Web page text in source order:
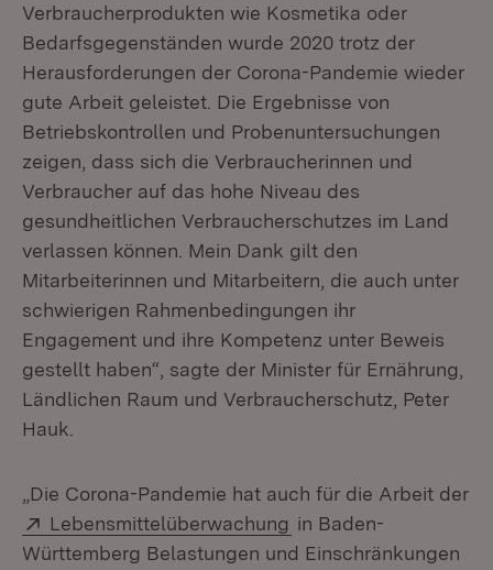
Verbraucherprodukten wie Kosmetika oder
Bedarfsgegenständen wurde 2020 trotz der
Herausforderungen der Corona-Pandemie wieder
gute Arbeit geleistet. Die Ergebnisse von
Betriebskontrollen und Probenuntersuchungen
zeigen, dass sich die Verbraucherinnen und
Verbraucher auf das hohe Niveau des
gesundheitlichen Verbraucherschutzes im Land
verlassen können. Mein Dank gilt den
Mitarbeiterinnen und Mitarbeitern, die auch unter
schwierigen Rahmenbedingungen ihr
Engagement und ihre Kompetenz unter Beweis
gestellt haben“, sagte der Minister für Ernährung,
Ländlichen Raum und Verbraucherschutz, Peter
Hauk.
„Die Corona-Pandemie hat auch für die Arbeit der
Extern:
Lebensmittelüberwachung (Öffnet in neuem
in Baden-
Württemberg Belastungen und Einschränkungen